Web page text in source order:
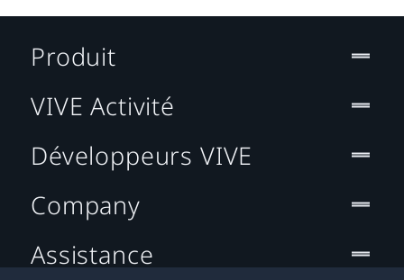
Produit
VIVE Activité
Développeurs VIVE
Company
Assistance